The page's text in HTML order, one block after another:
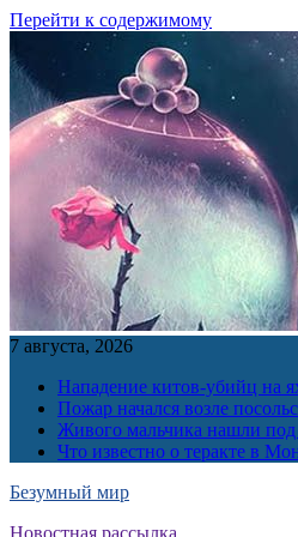
Перейти к содержимому
7 августа, 2026
Нападение китов-убийц на
Пожар начался возле
Живого мальчика нашли под
Что известно о теракте в
Безумный мир
Новостная рассылка